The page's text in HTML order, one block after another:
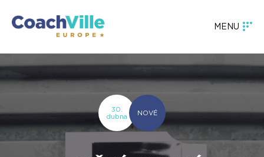
MENU
30.
dubna
NOVÉ